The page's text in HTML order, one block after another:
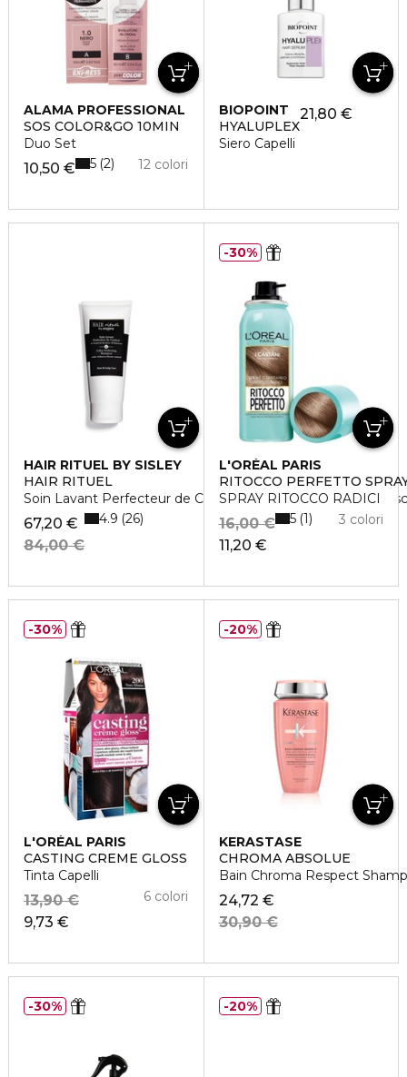
ALAMA PROFESSIONAL
SOS COLOR&GO 10MIN
Duo Set
10,50 € 12 colori
5 2
BIOPOINT
HYALUPLEX
Siero Capelli
21,80 €
HAIR RITUEL BY SISLEY
HAIR RITUEL
Soin Lavant Perfecteur de Couleur à l'extrait de fleur
67,20 €
84,00 €
4.9 26
L'ORÉAL PARIS
RITOCCO PERFETTO
SPRAY RITOCCO RADICI
11,20 €
16,00 € 3 colori
5 1
30%
L'ORÉAL PARIS
CASTING CREME GLOSS
Tinta Capelli
9,73 €
13,90 € 6 colori
30%
KERASTASE
CHROMA ABSOLUE
Bain Chroma Respect
24,72 €
30,90 €
20%
30% 20%